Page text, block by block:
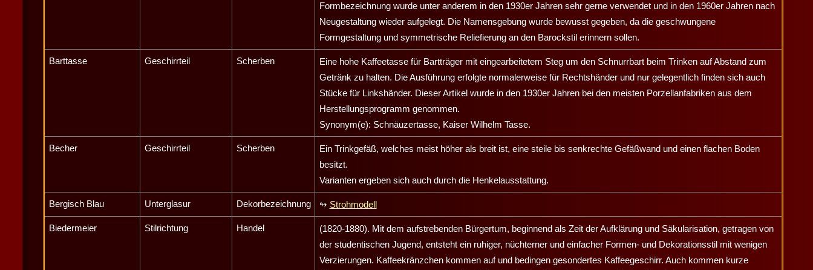
Formbezeichnung wurde unter anderem in den 1930er Jahren sehr gerne verwendet und in den 1960er Jahren nach
Neugestaltung wieder aufgelegt. Die Namensgebung wurde bewusst gegeben, da die geschwungene
Formgestaltung und symmetrische Reliefierung an den Barockstil erinnern sollen.
Barttasse Geschirrteil Scherben
Eine hohe Kaffeetasse für Bartträger mit eingearbeitetem Steg um den Schnurrbart beim Trinken auf Abstand zum
Getränk zu halten. Die Ausführung erfolgte normalerweise für Rechtshänder und nur gelegentlich finden sich auch
Stücke für Linkshänder. Dieser Artikel wurde in den 1930er Jahren bei den meisten Porzellanfabriken aus dem
Herstellungsprogramm genommen.
Synonym(e): Schnäuzertasse, Kaiser Wilhelm Tasse.
Becher Geschirrteil Scherben
Ein Trinkgefäß, welches meist höher als breit ist, eine steile bis senkrechte Gefäßwand und einen flachen Boden
besitzt.
Varianten ergeben sich auch durch die Henkelausstattung.
Bergisch Blau Unterglasur Dekorbezeichnung ↬ Strohmodell
Biedermeier Stilrichtung Handel
(1820-1880). Mit dem aufstrebenden Bürgertum, beginnend als Zeit der Aufklärung und Säkularisation, getragen von
der studentischen Jugend, entsteht ein ruhiger, nüchterner und einfacher Formen- und Dekorationsstil mit wenigen
Verzierungen. Kaffeekränzchen kommen auf und bedingen gesondertes Kaffeegeschirr. Auch kommen kurze